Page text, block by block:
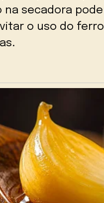
na secadora
o uso do